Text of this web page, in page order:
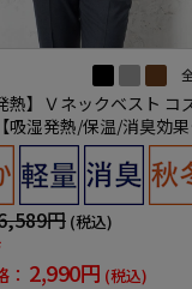
熱】Ｖネックベスト コ
吸湿発熱/保温/消臭効
カー 秋冬
円 (税込)
： 2,990円 (税込)